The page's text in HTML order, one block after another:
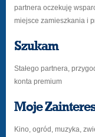
partnera oczekuję
miejsce zamieszkania i
Szukam
Stałego partnera,
konta premium
Moje
Kino, ogród, muzyka,